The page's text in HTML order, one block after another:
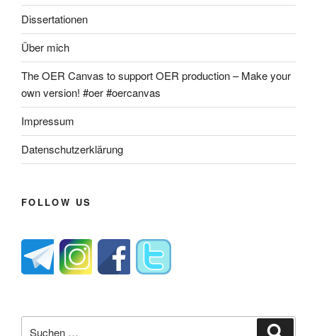
Dissertationen
Über mich
The OER Canvas to support OER production – Make your
own version! #oer #oercanvas
Impressum
Datenschutzerklärung
FOLLOW US